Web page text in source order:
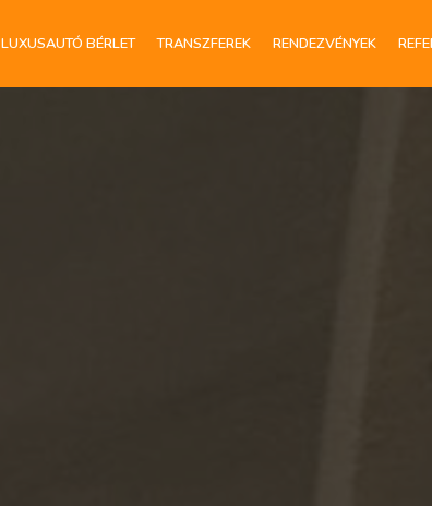
LUXUSAUTÓ BÉRLET TRANSZFEREK RENDEZVÉNYEK